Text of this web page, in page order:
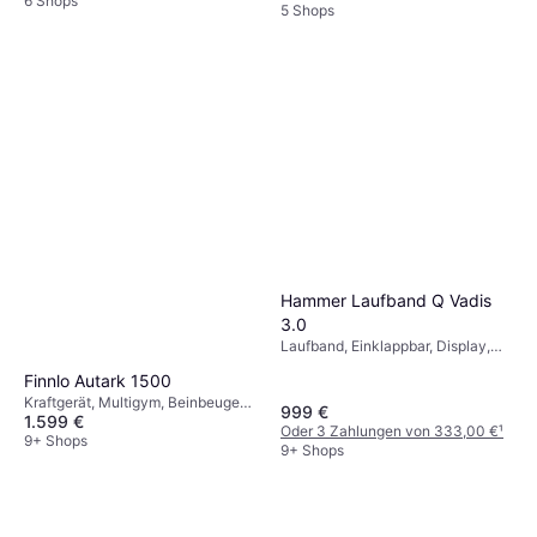
5 Shops
Finnlo Autark 1500
Kraftgerät, Multigym, Beinbeugen,
Bankpresse, Schulterpressen,
Beinpresse, Bizepscurl
1.599 €
9+ Shops
Hammer Laufband Q Vadis
3.0
Laufband, Einklappbar, Display,
999 €
Oder 3 Zahlungen von 333,00 €¹
9+ Shops